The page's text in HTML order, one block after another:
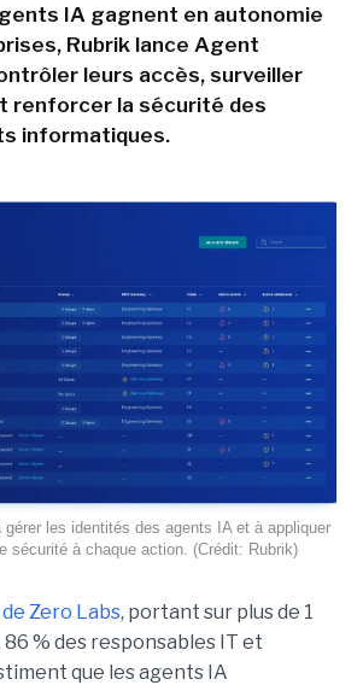
IA gagnent en autonomie
Rubrik lance Agent
leurs accès, surveiller
renforcer la sécurité des
informatiques.
les identités des agents IA et à appliquer
sécurité à chaque action. (Crédit: Rubrik)
Zero Labs, portant sur plus de 1
86 % des responsables IT et
que les agents IA